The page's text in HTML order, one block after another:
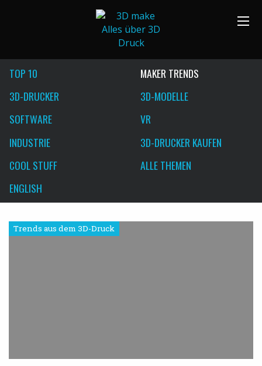
TOP 10
MAKER TRENDS
3D-DRUCKER
3D-MODELLE
SOFTWARE
VR
INDUSTRIE
3D-DRUCKER KAUFEN
COOL STUFF
ALLE THEMEN
ENGLISH
Trends aus dem 3D-Druck